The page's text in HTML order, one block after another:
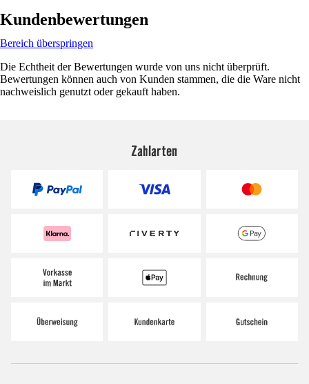
Kundenbewertungen
Bereich überspringen
Die Echtheit der Bewertungen wurde von uns nicht überprüft.
Bewertungen können auch von Kunden stammen, die die Ware nicht
nachweislich genutzt oder gekauft haben.
Zahlarten